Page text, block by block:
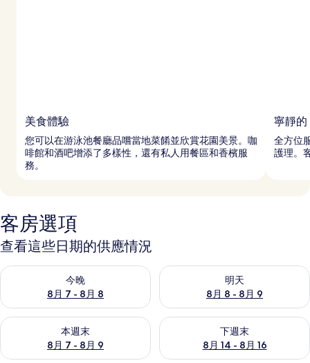
美食體驗
您可以在游泳池餐廳品嚐當地菜餚並欣賞花園美景。咖
啡館和酒吧增添了多樣性，還有私人用餐區和香檳服
務。
寧靜的
全方位
護理。
客房選項
查看這些日期的供應情況
今晚
8月 7 - 8月 8
查看今晚 (8月 7 - 8月 8) 的供應情況
明天
8月 8 - 8月 9
查看明天 (8月 8 - 8月 9) 的供
本週末
8月 7 - 8月 9
查看本週末 (8月 7 - 8月 9) 的供應情況
下週末
8月 14 - 8月 16
查看下週末 (8月 14 - 8月 16)